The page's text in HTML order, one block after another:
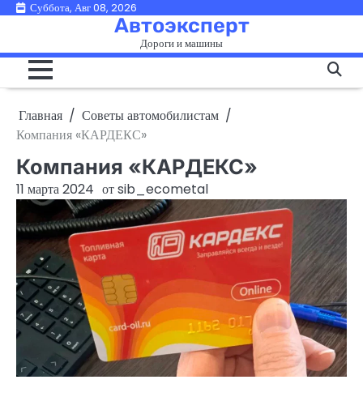
ПерейтиСуббота, Авг 08, 2026
Автоэксперт
Дороги и машины
Главная
Советы автомобилистам
Компания «КАРДЕКС»
Компания «КАРДЕКС»
11 марта 2024 отsib_ecometal